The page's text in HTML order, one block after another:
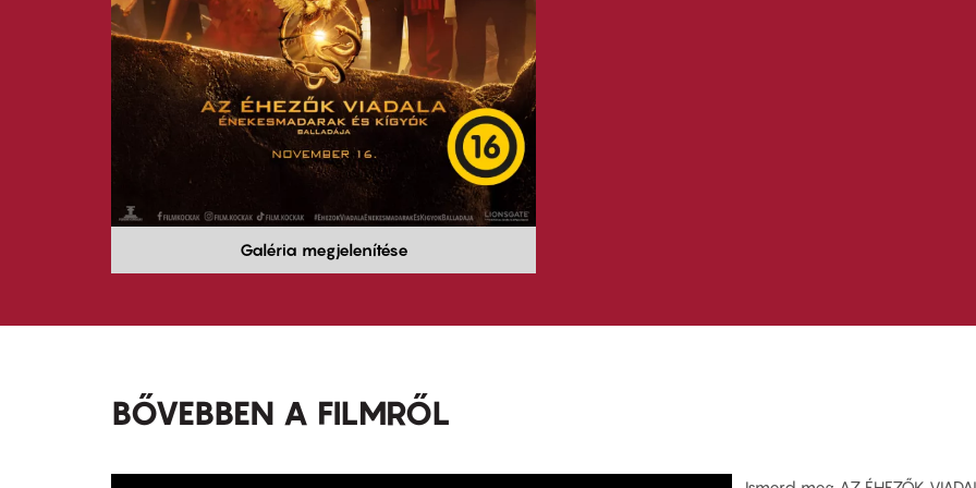
Galéria megjelenítése
BŐVEBBEN A FILMRŐL